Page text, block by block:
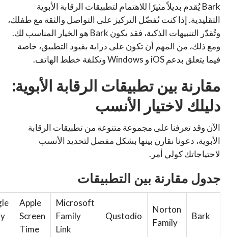
Bark يُقدم بديلاً مثيرًا للاهتمام لتطبيقات الرقابة الأبوية
التقليدية. إذا كنت تُفضّل التركيز على التواصل والثقة مع طفلك،
وتُقدّر التنبيهات الذكية، فقد يكون Bark هو الخيار المناسب لك.
ومع ذلك، من المهم أن تكون على دراية بقيود التطبيق، خاصة
فيما يتعلق بدعم iOS و Windows وتكلفة خطط الهاتف.
مقارنة بين تطبيقات الرقابة الأبوية:
دليلك لاختيار الأنسب
الآن وقد تعرفنا على مجموعة متنوعة من تطبيقات الرقابة
الأبوية، دعونا نقارن بينها بشكل مفصل لتحديد الأنسب
لاحتياجاتك كولي أمر.
جدول مقارنة بين التطبيقات
Apple
Screen
Time
Microsoft
Family
Link
Qustodio
Norton
Family
Bark